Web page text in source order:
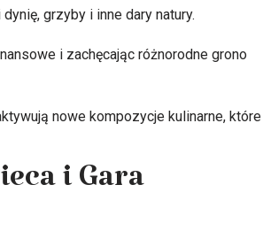
grzyby i inne dary natury.
i zachęcając różnorodne grono
nowe kompozycje kulinarne, które
i Gara